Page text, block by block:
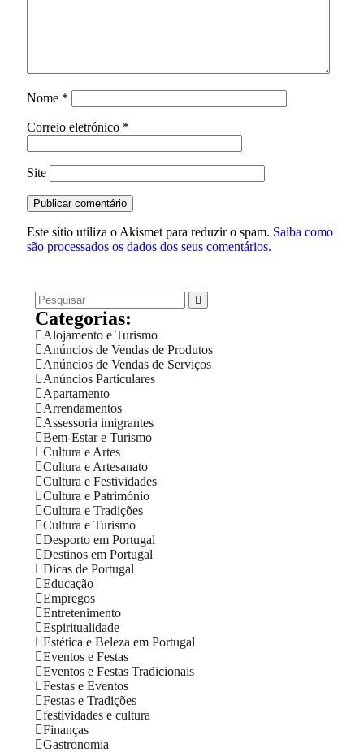
Nome *
Correio eletrónico *
Site
Este sítio utiliza o Akismet para reduzir o spam. Saiba como
são processados os dados dos seus comentários.
Categorias:
Alojamento e Turismo
Anúncios de Vendas de Produtos
Anúncios de Vendas de Serviços
Anúncios Particulares
Apartamento
Arrendamentos
Assessoria imigrantes
Bem-Estar e Turismo
Cultura e Artes
Cultura e Artesanato
Cultura e Festividades
Cultura e Património
Cultura e Tradições
Cultura e Turismo
Desporto em Portugal
Destinos em Portugal
Dicas de Portugal
Educação
Empregos
Entretenimento
Espiritualidade
Estética e Beleza em Portugal
Eventos e Festas
Eventos e Festas Tradicionais
Festas e Eventos
Festas e Tradições
festividades e cultura
Finanças
Gastronomia